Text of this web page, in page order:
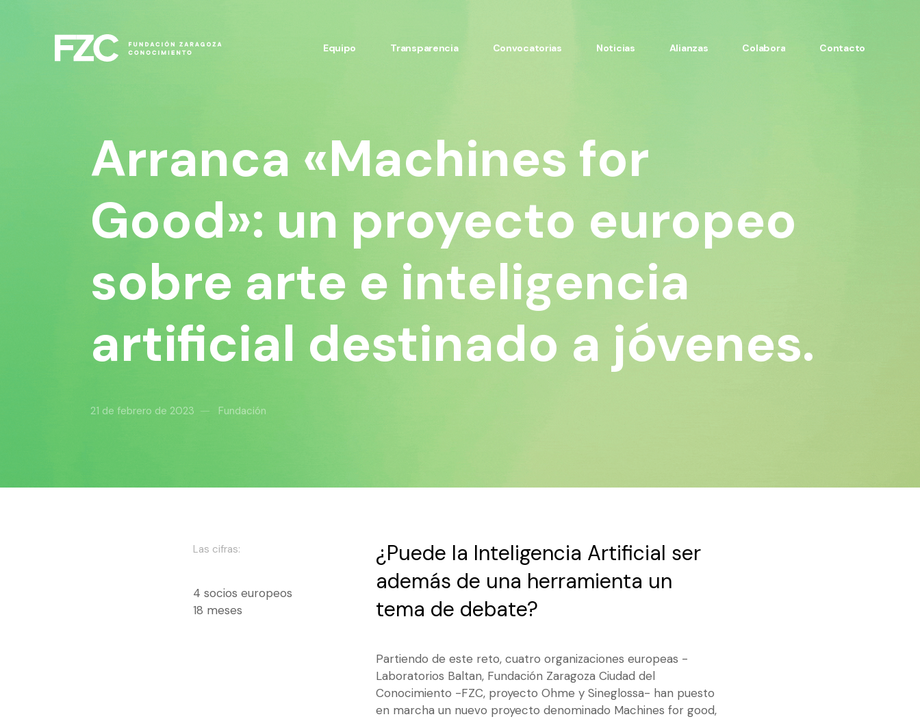
Equipo Transparencia Convocatorias Noticias Alianzas Colabora Contacto
Arranca «Machines for
Good»: un proyecto europeo
sobre arte e inteligencia
artificial destinado a jóvenes.
21 de febrero de 2023 Fundación
Las cifras:
4 socios europeos
18 meses
¿Puede la Inteligencia Artificial ser
además de una herramienta un
tema de debate?
Partiendo de este reto, cuatro organizaciones europeas -
Laboratorios Baltan, Fundación Zaragoza Ciudad del
Conocimiento -FZC, proyecto Ohme y Sineglossa- han puesto
en marcha un nuevo proyecto denominado Machines for good,